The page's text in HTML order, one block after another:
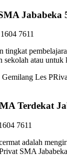
Jababeka
7611
tingkat
sekolah atau untuk
Les
Terdekat
7611
adalah
SMA